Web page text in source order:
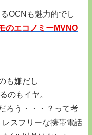
OCNも魅力的でし
のエコノミーMVNO
も嫌だし
のもイヤ。
ろう・・・？って考
スフリーな携帯電話